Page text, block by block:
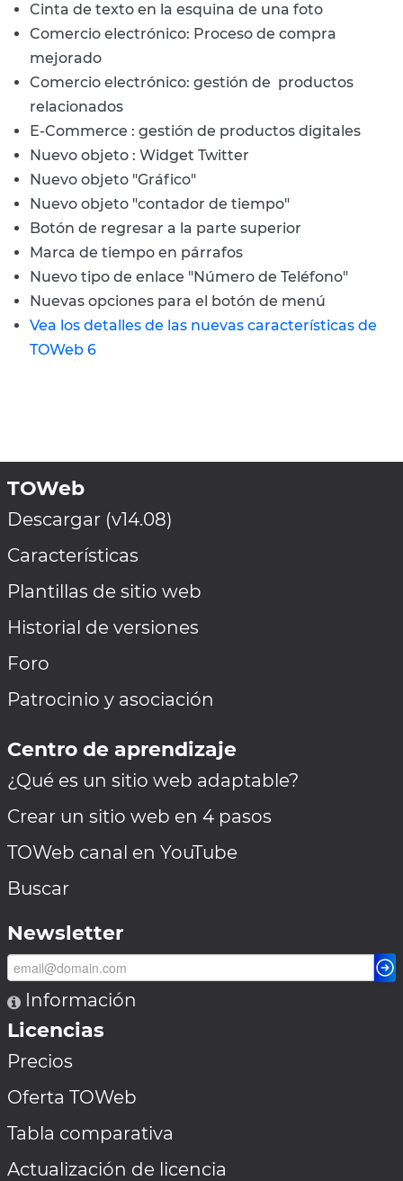
Cinta de texto en la esquina de una foto
Comercio electrónico: Proceso de compra
mejorado
Comercio electrónico: gestión de productos
relacionados
E-Commerce : gestión de productos digitales
Nuevo objeto : Widget Twitter
Nuevo objeto "Gráfico"
Nuevo objeto "contador de tiempo"
Botón de regresar a la parte superior
Marca de tiempo en párrafos
Nuevo tipo de enlace "Número de Teléfono"
Nuevas opciones para el botón de menú
Vea los detalles de las nuevas características de
TOWeb 6
TOWeb
Descargar (v14.08)
Características
Plantillas de sitio web
Historial de versiones
Foro
Patrocinio y asociación
Centro de aprendizaje
¿Qué es un sitio web adaptable?
Crear un sitio web en 4 pasos
TOWeb canal en YouTube
Buscar
Newsletter
Información
Licencias
Precios
Oferta TOWeb
Tabla comparativa
Actualización de licencia